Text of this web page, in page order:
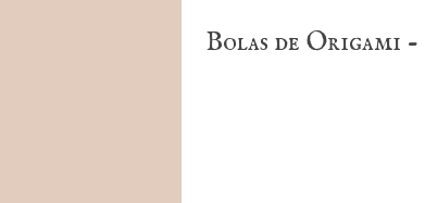
Bolas de Origami